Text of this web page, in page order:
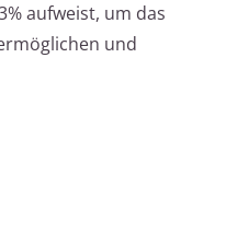
aufweist, um das
und